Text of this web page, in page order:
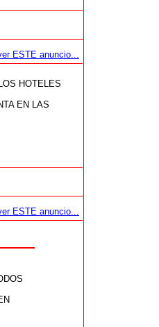
ESTE anuncio...
HOTELES
EN LAS
ESTE anuncio...